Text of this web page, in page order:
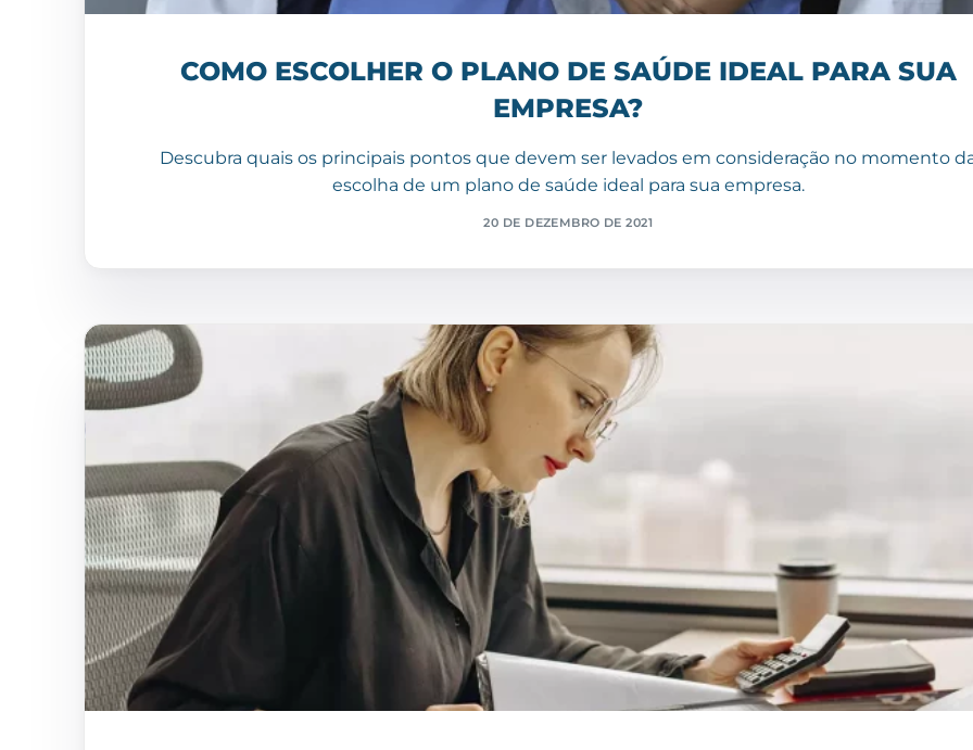
COMO ESCOLHER O PLANO DE SAÚDE IDEAL PARA SUA
EMPRESA?
Descubra quais os principais pontos que devem ser levados em consideração no momento
escolha de um plano de saúde ideal para sua empresa.
20 DE DEZEMBRO DE 2021